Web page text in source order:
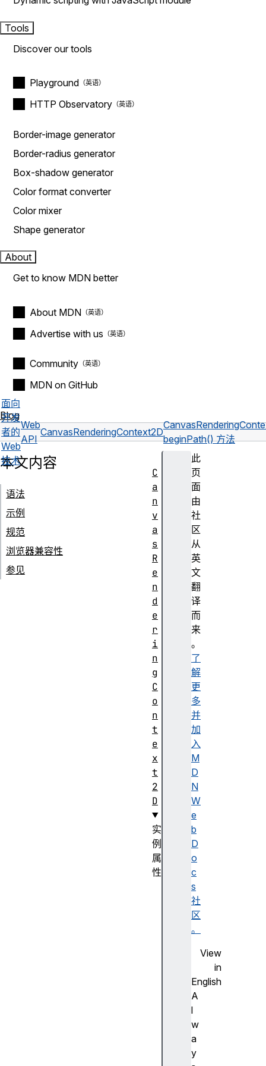
Tools
Discover our tools
Playground
HTTP Observatory
Border-image generator
Border-radius generator
Box-shadow generator
Color format converter
Color mixer
Shape generator
About
Get to know MDN better
About MDN
Advertise with us
Community
MDN on GitHub
Blog
面向
开发
者的
Web
技术
Web
API
CanvasRenderingContext2D
beginPath() 方法
此
页
面
由
社
区
从
英
文
翻
译
而
来
。
了
解
更
多
并
加
入
M
D
N
W
e
b
D
o
c
s
社
区
。
View
in
English
A
l
w
a
y
本文内容
语法
示例
规范
浏览器兼容性
参见
C
a
n
v
a
s
R
e
n
d
e
r
i
n
g
C
o
n
t
e
x
t
2
D
实
例
属
性